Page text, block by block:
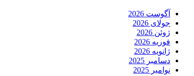
آگوست 2026
جولای 2026
ژوئن 2026
فوریه 2026
ژانویه 2026
دسامبر 2025
نوامبر 2025